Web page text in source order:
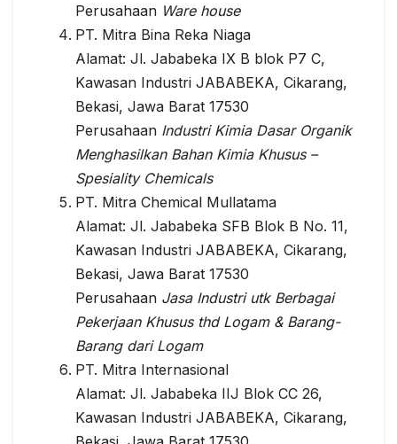
Perusahaan Ware house
PT. Mitra Bina Reka Niaga
Alamat: Jl. Jababeka IX B blok P7 C,
Kawasan Industri JABABEKA, Cikarang,
Bekasi, Jawa Barat 17530
Perusahaan Industri Kimia Dasar Organik
Menghasilkan Bahan Kimia Khusus –
Spesiality Chemicals
PT. Mitra Chemical Mullatama
Alamat: Jl. Jababeka SFB Blok B No. 11,
Kawasan Industri JABABEKA, Cikarang,
Bekasi, Jawa Barat 17530
Perusahaan Jasa Industri utk Berbagai
Pekerjaan Khusus thd Logam & Barang-
Barang dari Logam
PT. Mitra Internasional
Alamat: Jl. Jababeka IIJ Blok CC 26,
Kawasan Industri JABABEKA, Cikarang,